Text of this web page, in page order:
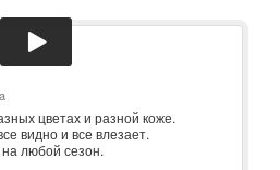
цветах и разной коже.
видно и все влезает.
любой сезон.